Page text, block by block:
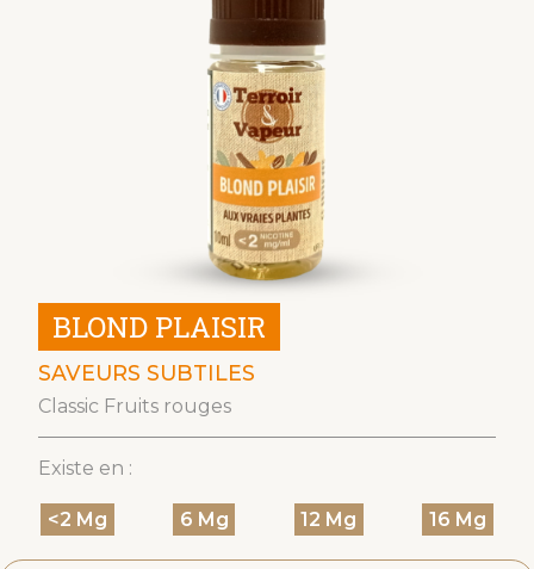
BLOND PLAISIR
SAVEURS SUBTILES
Classic Fruits rouges
Existe en :
<2 Mg 6 Mg 12 Mg 16 Mg